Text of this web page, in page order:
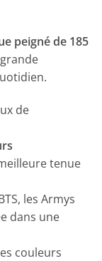
peigné de 185
de
tenue
les Armys
dans une
couleurs